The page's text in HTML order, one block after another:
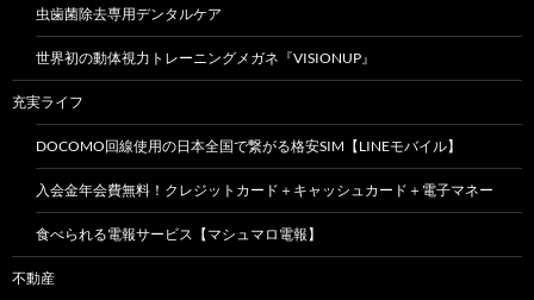
虫歯菌除去専用デンタルケア
世界初の動体視力トレーニングメガネ『VISIONUP』
充実ライフ
DOCOMO回線使用の日本全国で繋がる格安SIM【LINEモバイル】
入会金年会費無料！クレジットカード＋キャッシュカード＋電子マネー
食べられる電報サービス【マシュマロ電報】
不動産